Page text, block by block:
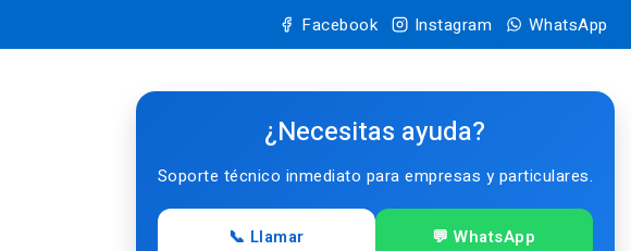
Facebook Instagram WhatsApp
¿Necesitas ayuda?
Soporte técnico inmediato para empresas y particulares.
📞 Llamar 💬 WhatsApp